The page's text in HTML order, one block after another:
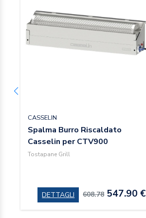
CASSELIN
Spalma Burro Riscaldato
Casselin per CTV900
Tostapane Grill
DETTAGLI 608.78547.90 €